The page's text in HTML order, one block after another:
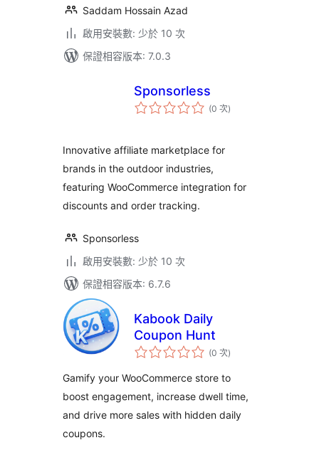
Saddam Hossain Azad
啟用安裝數: 少於 10 次
保證相容版本: 7.0.3
Sponsorless
(0 次評
分)
Innovative affiliate marketplace for
brands in the outdoor industries,
featuring WooCommerce integration for
discounts and order tracking.
Sponsorless
啟用安裝數: 少於 10 次
保證相容版本: 6.7.6
Kabook Daily
Coupon Hunt
(0 次評
分
數
)
Gamify your WooCommerce store to
boost engagement, increase dwell time,
and drive more sales with hidden daily
coupons.